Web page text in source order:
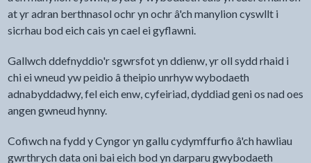
at yr adran berthnasol ochr yn ochr â'ch manylion cyswllt i
sicrhau bod eich cais yn cael ei gyflawni.
Gallwch ddefnyddio'r sgwrsfot yn ddienw, yr oll sydd rhaid i
chi ei wneud yw peidio â theipio unrhyw wybodaeth
adnabyddadwy, fel eich enw, cyfeiriad, dyddiad geni os nad oes
angen gwneud hynny.
Cofiwch na fydd y Cyngor yn gallu cydymffurfio â'ch hawliau
gwrthrych data oni bai eich bod yn darparu gwybodaeth